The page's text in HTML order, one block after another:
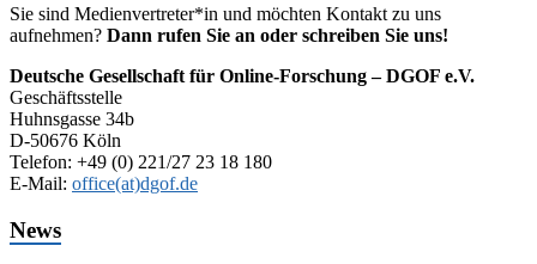
Sie sind Medienvertreter*in und möchten Kontakt zu uns
aufnehmen? Dann rufen Sie an oder schreiben Sie uns!
Deutsche Gesellschaft für Online-Forschung – DGOF e.V.
Geschäftsstelle
Huhnsgasse 34b
D-50676 Köln
Telefon: +49 (0) 221/27 23 18 180
E-Mail: office(at)dgof.de
News